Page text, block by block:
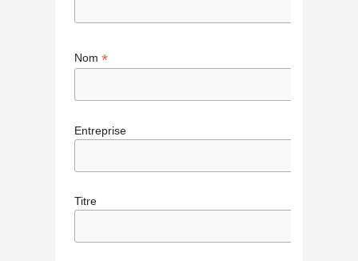
Nom *
Entreprise
Titre